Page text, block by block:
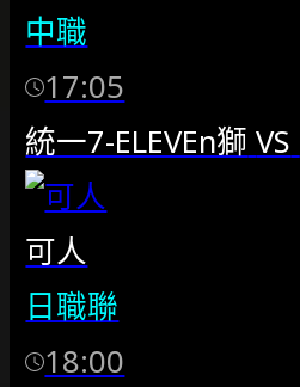
中職
17:05
統一7-ELEVEn獅 VS
可人
日職聯
18:00